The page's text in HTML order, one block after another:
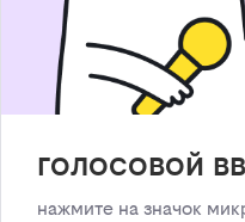
голосовой
нажмите на значок